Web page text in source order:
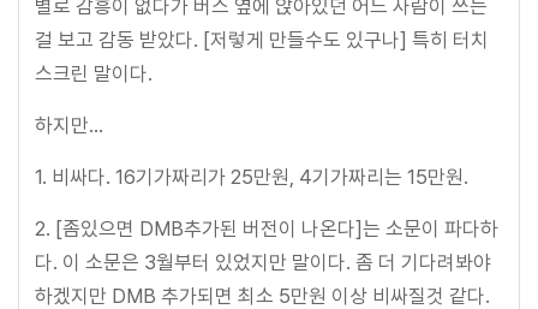
별로 감흥이 없다가 버스 옆에 앉아있던 어느 사람이 쓰는
걸 보고 감동 받았다. [저렇게 만들수도 있구나] 특히 터치
스크린 말이다.
하지만...
1. 비싸다. 16기가짜리가 25만원, 4기가짜리는 15만원.
2. [좀있으면 DMB추가된 버전이 나온다]는 소문이 파다하
다. 이 소문은 3월부터 있었지만 말이다. 좀 더 기다려봐야
하겠지만 DMB 추가되면 최소 5만원 이상 비싸질것 같다.